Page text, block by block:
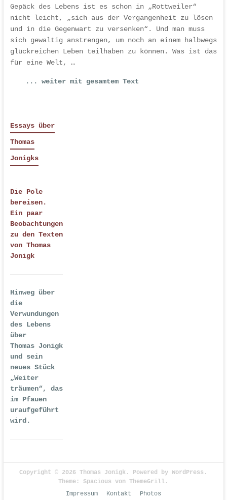
Gepäck des Lebens ist es schon in „Rottweiler“
nicht leicht, „sich aus der Vergangenheit zu lösen
und in die Gegenwart zu versenken“. Und man muss
sich gewaltig anstrengen, um noch an einem halbwegs
glückreichen Leben teilhaben zu können. Was ist das
für eine Welt, …
... weiter mit gesamtem Text
Essays über
Thomas
Jonigks
Die Pole
bereisen.
Ein paar
Beobachtungen
zu den Texten
von Thomas
Jonigk
Hinweg über
die
Verwundungen
des Lebens
über
Thomas Jonigk
und sein
neues Stück
„Weiter
träumen“, das
im Pfauen
uraufgeführt
wird.
Copyright © 2026Thomas Jonigk . Powered byWordPress .
Theme: Spacious vonThemeGrill .
Impressum
Kontakt Photos